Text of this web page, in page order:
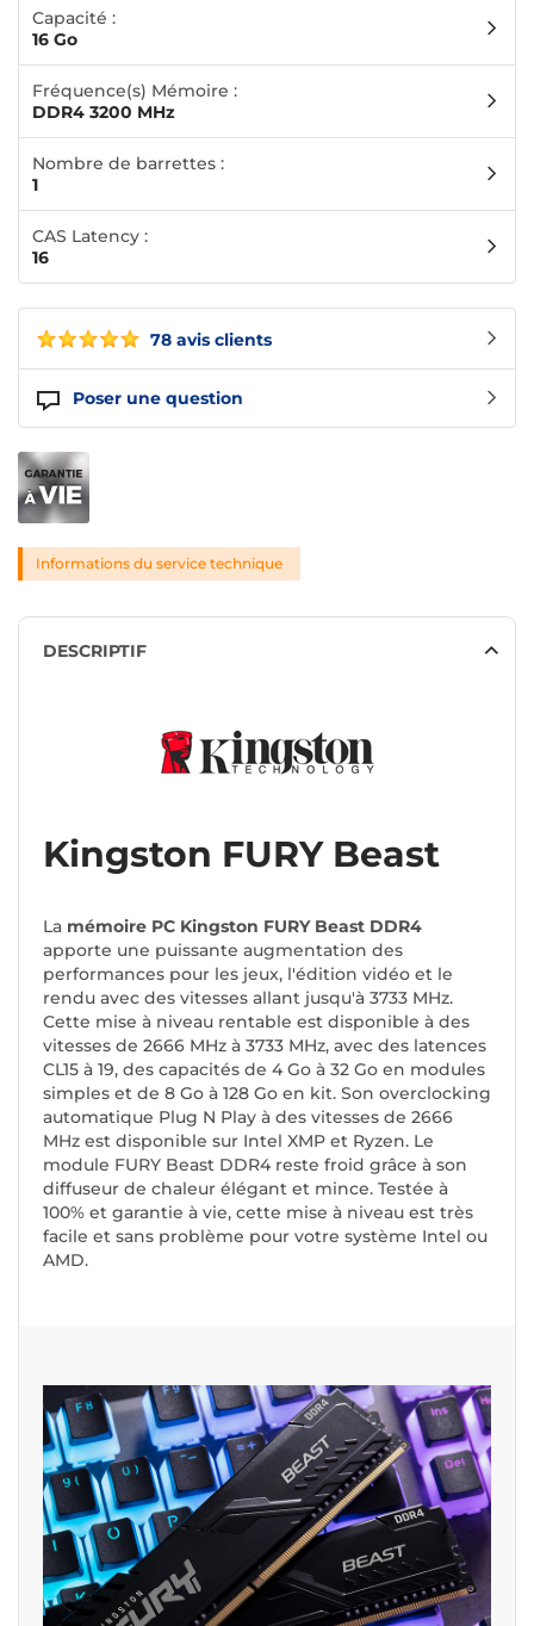
78 avis clients
Poser une question
Capacité :
16 Go
Fréquence(s) Mémoire :
DDR4 3200 MHz
Nombre de barrettes :
1
CAS Latency :
16
Informations du service technique
DESCRIPTIF
Kingston FURY Beast
La mémoire PC Kingston FURY Beast DDR4
apporte une puissante augmentation des
performances pour les jeux, l'édition vidéo et le
rendu avec des vitesses allant jusqu'à 3733 MHz.
Cette mise à niveau rentable est disponible à des
vitesses de 2666 MHz à 3733 MHz, avec des latences
CL15 à 19, des capacités de 4 Go à 32 Go en modules
simples et de 8 Go à 128 Go en kit. Son overclocking
automatique Plug N Play à des vitesses de 2666
MHz est disponible sur Intel XMP et Ryzen. Le
module FURY Beast DDR4 reste froid grâce à son
diffuseur de chaleur élégant et mince. Testée à
100% et garantie à vie, cette mise à niveau est très
facile et sans problème pour votre système Intel ou
AMD.